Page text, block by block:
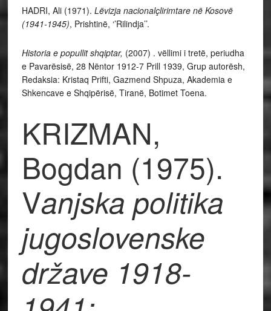
HADRI, Ali (1971). Lëvizja nacionalçlirimtare në Kosovë
(1941-1945), Prishtinë, ‘’Rilindja’’.
Historia e popullit shqiptar, (2007) . vëllimi i tretë, periudha
e Pavarësisë, 28 Nëntor 1912-7 Prill 1939, Grup autorësh,
Redaksia: Kristaq Prifti, Gazmend Shpuza, Akademia e
Shkencave e Shqipërisë, Tiranë, Botimet Toena.
KRIZMAN,
Bogdan (1975).
Vanjska politika
jugoslovenske
države 1918-